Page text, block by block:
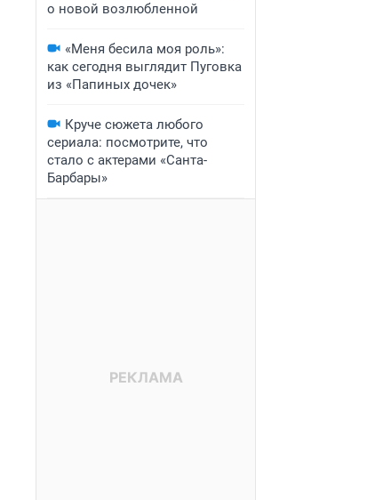
о новой возлюбленной
«Меня бесила моя роль»:
как сегодня выглядит Пуговка
из «Папиных дочек»
Круче сюжета любого
сериала: посмотрите, что
стало с актерами «Санта-
Барбары»